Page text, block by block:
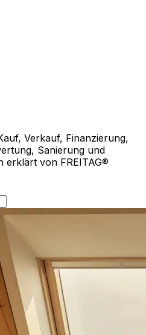
Verkauf, Finanzierung,
Sanierung und
von FREITAG®